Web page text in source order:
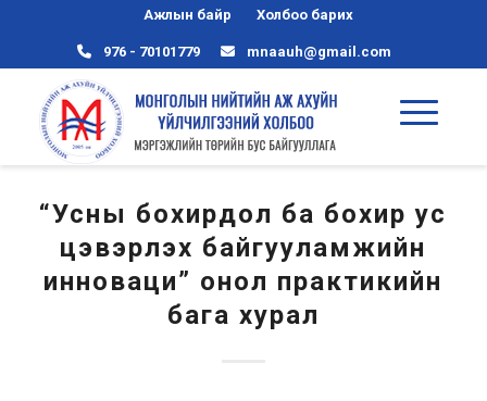
Ажлын байр Холбоо барих
976 - 70101779 mnaauh@gmail.com
“Усны бохирдол ба бохир ус
цэвэрлэх байгууламжийн
инноваци” онол практикийн
бага хурал